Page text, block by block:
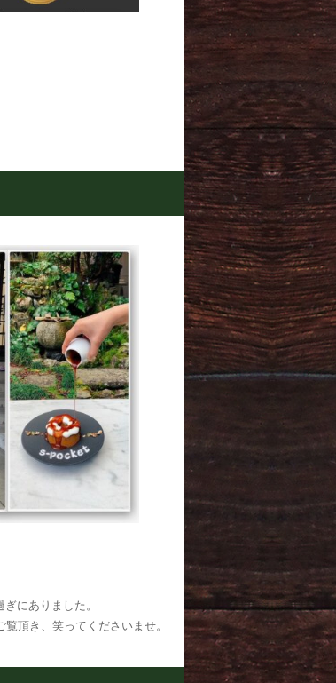
にありました。
頂き、笑ってくださいませ。